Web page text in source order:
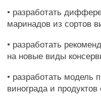
• разработать
маринадов из сортов
• разработать
на новые виды
• разработать модель
винограда и